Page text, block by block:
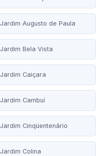
Jardim Augusto de Paula
Jardim Bela Vista
Jardim Caiçara
Jardim Cambuí
Jardim Cinqüentenário
Jardim Colina